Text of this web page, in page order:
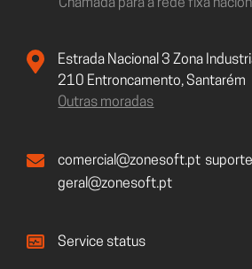
Chamada para a rede fixa
Estrada Nacional 3 Zona Industrial Lote I-21 2330-
210 Entroncamento, Santarém
Outras moradas
comercial@zonesoft.pt
geral@zonesoft.pt
Service status